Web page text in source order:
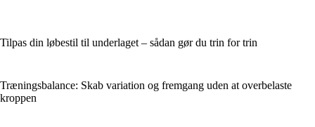
Tilpas din løbestil til underlaget – sådan gør du trin for trin
Træningsbalance: Skab variation og fremgang uden at overbelaste
kroppen